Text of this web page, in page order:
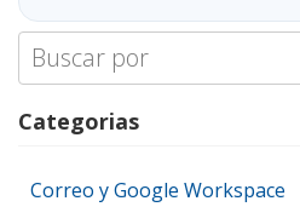
Search
for:
Categorias
Correo y Google Workspace